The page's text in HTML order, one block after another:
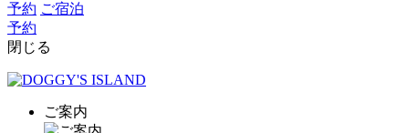
予約 ご宿泊
予約
閉じる
ご案内